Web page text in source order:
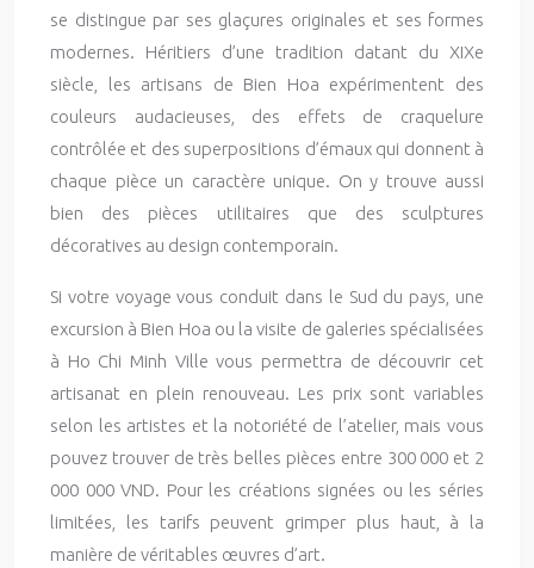
se distingue par ses glaçures originales et ses formes
modernes. Héritiers d’une tradition datant du XIXe
siècle, les artisans de Bien Hoa expérimentent des
couleurs audacieuses, des effets de craquelure
contrôlée et des superpositions d’émaux qui donnent à
chaque pièce un caractère unique. On y trouve aussi
bien des pièces utilitaires que des sculptures
décoratives au design contemporain.
Si votre voyage vous conduit dans le Sud du pays, une
excursion à Bien Hoa ou la visite de galeries spécialisées
à Ho Chi Minh Ville vous permettra de découvrir cet
artisanat en plein renouveau. Les prix sont variables
selon les artistes et la notoriété de l’atelier, mais vous
pouvez trouver de très belles pièces entre 300 000 et 2
000 000 VND. Pour les créations signées ou les séries
limitées, les tarifs peuvent grimper plus haut, à la
manière de véritables œuvres d’art.